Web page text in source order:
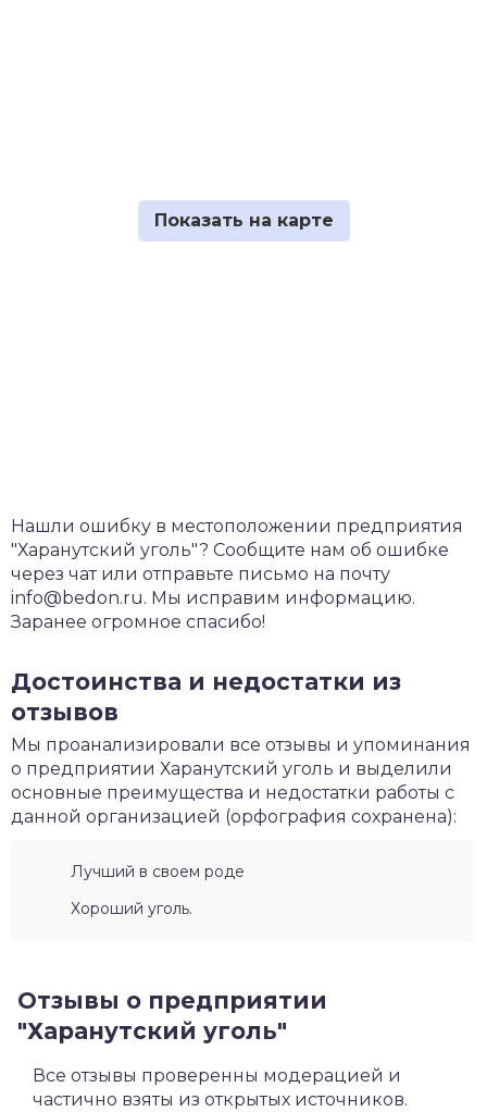
Нашли ошибку в местоположении предприятия
"Харанутский уголь"? Сообщите нам об ошибке
через чат или отправьте письмо на почту
info@bedon.ru. Мы исправим информацию.
Заранее огромное спасибо!
Достоинства и недостатки из
отзывов
Мы проанализировали все отзывы и упоминания
о предприятии Харанутский уголь и выделили
основные преимущества и недостатки работы с
данной организацией (орфография сохранена):
Лучший в своем роде
Хороший уголь.
Отзывы о предприятии
"Харанутский уголь"
Все отзывы проверенны модерацией и
частично взяты из открытых источников.